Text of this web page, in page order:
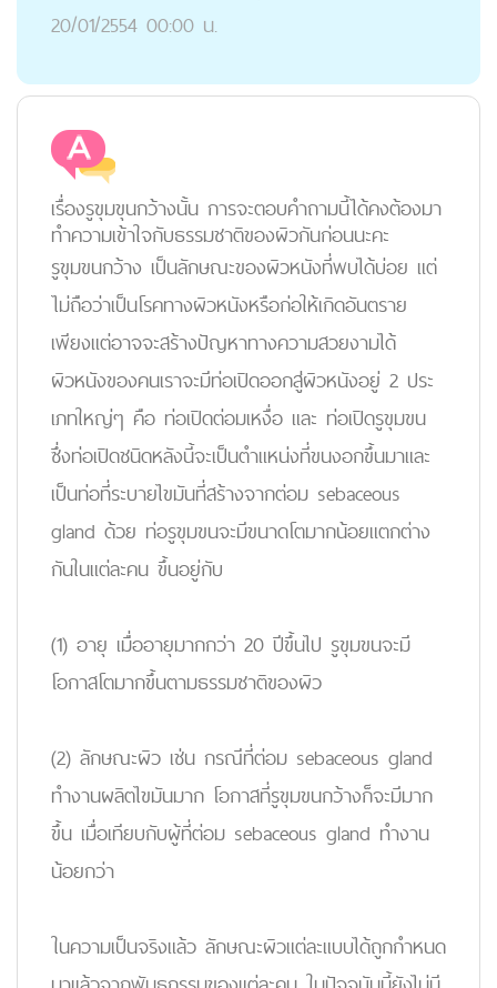
20/01/2554 00:00 น.
เรื่องรูขุมขุนกว้างนั้น การจะตอบคำถามนี้ได้คงต้องมา
ทำความเข้าใจกับธรรมชาติของผิวกันก่อนนะคะ
รูขุมขนกว้าง เป็นลักษณะของผิวหนังที่พบได้บ่อย แต่
ไม่ถือว่าเป็นโรคทางผิวหนังหรือก่อให้เกิดอันตราย
เพียงแต่อาจจะสร้างปัญหาทางความสวยงามได้
ผิวหนังของคนเราจะมีท่อเปิดออกสู่ผิวหนังอยู่ 2 ประ
เภทใหญ่ๆ คือ ท่อเปิดต่อมเหงื่อ และ ท่อเปิดรูขุมขน
ซึ่งท่อเปิดชนิดหลังนี้จะเป็นตำแหน่งที่ขนงอกขึ้นมาและ
เป็นท่อที่ระบายไขมันที่สร้างจากต่อม sebaceous
gland ด้วย ท่อรูขุมขนจะมีขนาดโตมากน้อยแตกต่าง
กันในแต่ละคน ขึ้นอยู่กับ
(1) อายุ เมื่ออายุมากกว่า 20 ปีขึ้นไป รูขุมขนจะมี
โอกาสโตมากขึ้นตามธรรมชาติของผิว
(2) ลักษณะผิว เช่น กรณีที่ต่อม sebaceous gland
ทำงานผลิตไขมันมาก โอกาสที่รูขุมขนกว้างก็จะมีมาก
ขึ้น เมื่อเทียบกับผู้ที่ต่อม sebaceous gland ทำงาน
น้อยกว่า
ในความเป็นจริงแล้ว ลักษณะผิวแต่ละแบบได้ถูกกำหนด